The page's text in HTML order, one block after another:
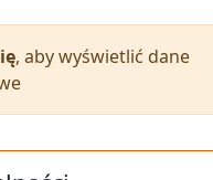
, aby wyświetlić dane